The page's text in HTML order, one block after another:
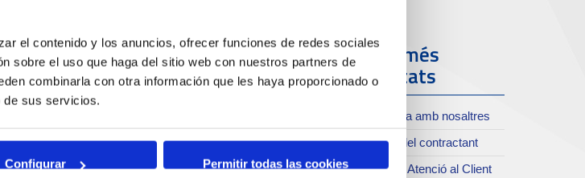
el contenido y los anuncios, ofrecer funciones de redes sociales
sobre el uso que haga del sitio web con nuestros partners de
combinarla con otra información que les haya proporcionado o
de sus servicios.
Configurar Permitir todas las cookies
Negoci
Tràfics
d'entregues
Port i Ciutat
Parc del Port
Els més
visitats
Treballa amb nosaltres
Perfil del contractant
Servei Atenció al Client